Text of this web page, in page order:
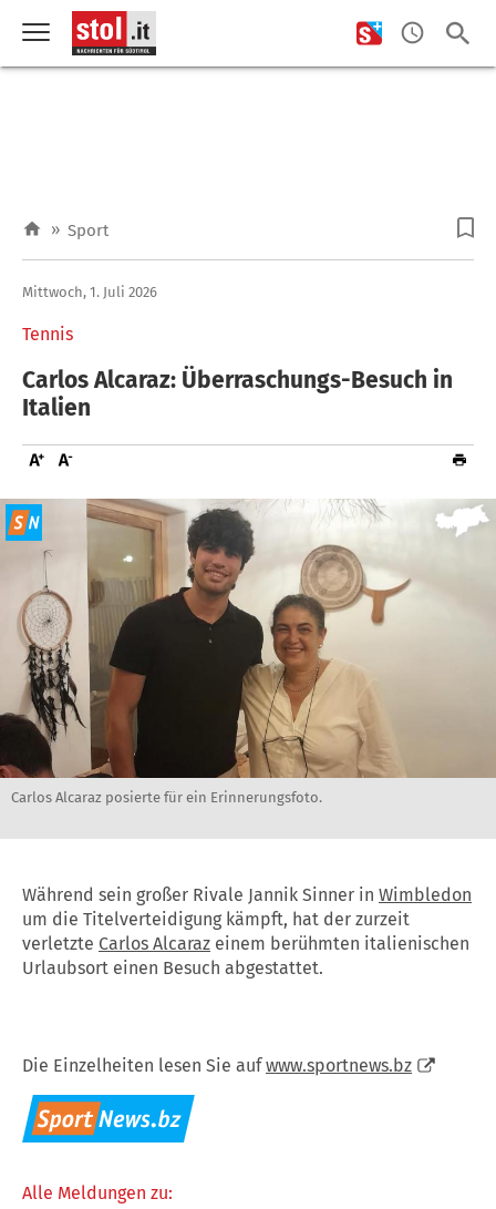
» Sport
Tennis
Mittwoch, 1. Juli 2026
Carlos Alcaraz: Überraschungs-Besuch in
Italien
Carlos Alcaraz posierte für ein Erinnerungsfoto.
Während sein großer Rivale Jannik Sinner in Wimbledon
um die Titelverteidigung kämpft, hat der zurzeit
verletzte Carlos Alcaraz einem berühmten italienischen
Urlaubsort einen Besuch abgestattet.
Die Einzelheiten lesen Sie aufwww.sportnews.bz
Alle Meldungen zu: